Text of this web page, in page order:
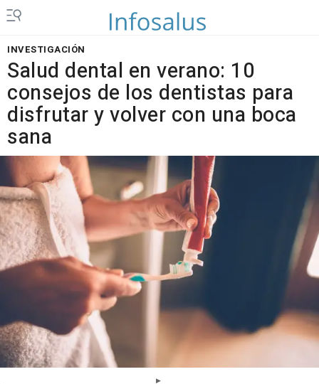
INVESTIGACIÓN
Salud dental en verano: 10
consejos de los dentistas para
disfrutar y volver con una boca
sana